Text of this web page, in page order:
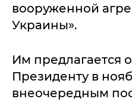
вооруженной
Украины».
Им предлагается
Президенту в
внеочередным